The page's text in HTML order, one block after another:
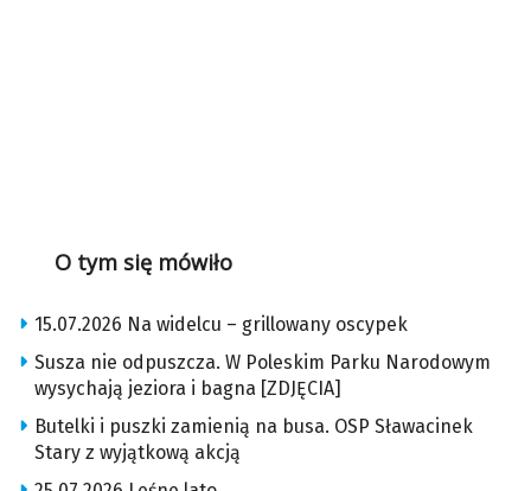
O tym się mówiło
15.07.2026 Na widelcu – grillowany oscypek
Susza nie odpuszcza. W Poleskim Parku Narodowym
wysychają jeziora i bagna [ZDJĘCIA]
Butelki i puszki zamienią na busa. OSP Sławacinek
Stary z wyjątkową akcją